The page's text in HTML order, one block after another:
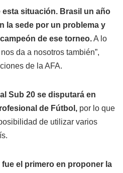
esta situación. Brasil un año
la sede por un problema y
de ese torneo.A lo
da a nosotros también”,
de la AFA.
Sub 20 se disputará en
de Fútbol, por lo que
de utilizar varios
el primero en proponer la